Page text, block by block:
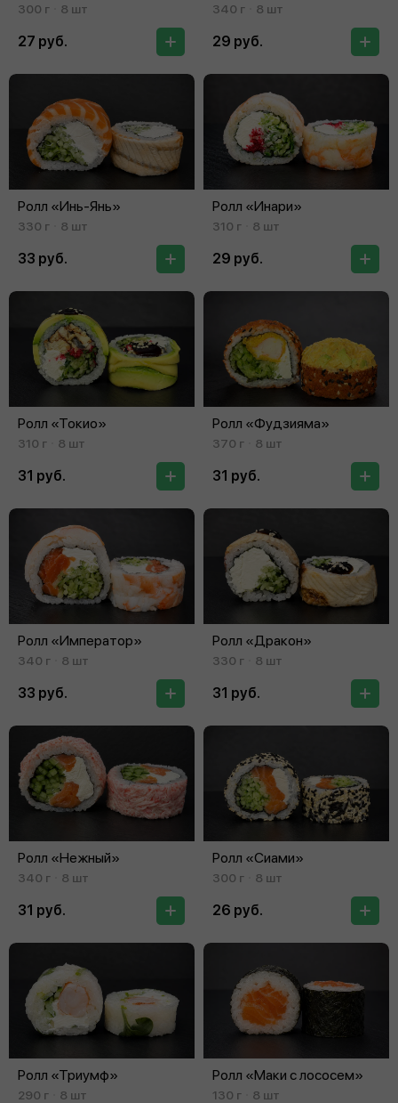
300 г 8 шт
27 руб.
340 г 8 шт
29 руб.
Ролл «Инь‑Янь»
330 г 8 шт
33 руб.
Ролл «Инари»
310 г 8 шт
29 руб.
Ролл «Токио»
310 г 8 шт
31 руб.
Ролл «Фудзияма»
370 г 8 шт
31 руб.
Ролл «Император»
340 г 8 шт
33 руб.
Ролл «Дракон»
330 г 8 шт
31 руб.
Ролл «Нежный»
340 г 8 шт
31 руб.
Ролл «Сиами»
300 г 8 шт
26 руб.
Ролл «Триумф»
290 г 8 шт
Ролл «Маки с лососем»
130 г 8 шт